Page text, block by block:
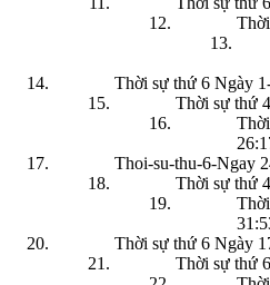
Thời sự thứ 6 Ngày
Thời sự thứ
Thoi-su-thu-6-Ngay
Thời sự thứ
Thời sự thứ 6 Ngày
Thời sự thứ